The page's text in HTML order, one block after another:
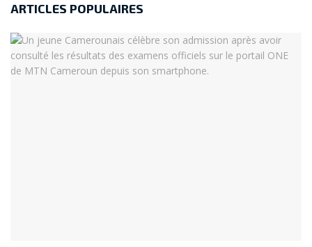
ARTICLES POPULAIRES